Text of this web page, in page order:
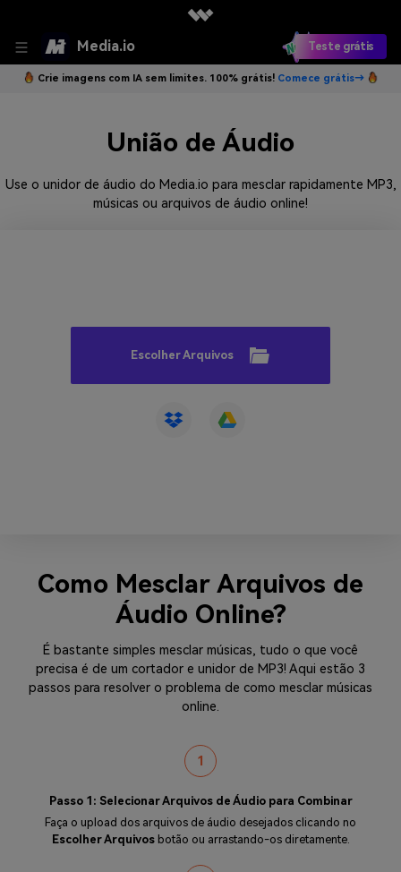
Media.io Teste grátis
Crie imagens com IA sem limites. 100% grátis! Comece grátis→
União de Áudio
Use o unidor de áudio do Media.io para mesclar rapidamente MP3,
músicas ou arquivos de áudio online!
Escolher Arquivos
Como Mesclar Arquivos de
Áudio Online?
É bastante simples mesclar músicas, tudo o que você
precisa é de um cortador e unidor de MP3! Aqui estão 3
passos para resolver o problema de como mesclar músicas
online.
1
Passo 1: Selecionar Arquivos de Áudio para Combinar
Faça o upload dos arquivos de áudio desejados clicando no
Escolher Arquivosbotão ou arrastando-os diretamente.